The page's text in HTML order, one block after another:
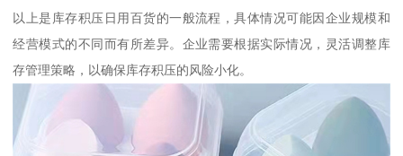
以上是库存积压日用百货的一般流程，具体情况可能因企业规模和
经营模式的不同而有所差异。企业需要根据实际情况，灵活调整库
存管理策略，以确保库存积压的风险小化。